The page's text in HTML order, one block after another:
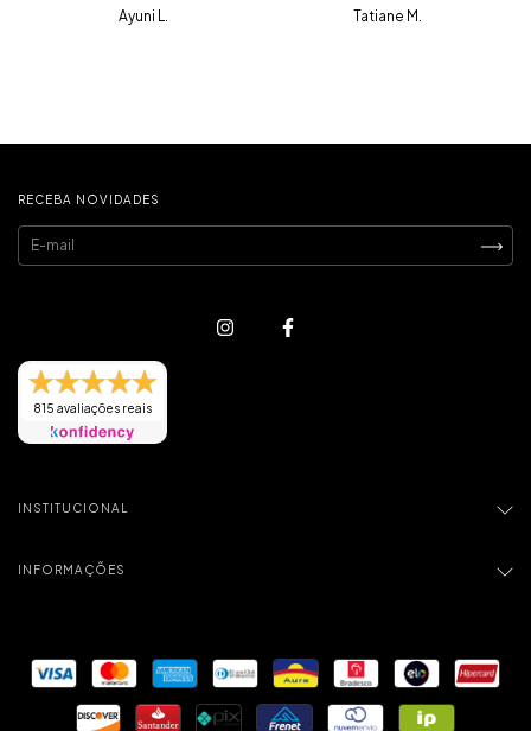
Ayuni L.
Tatiane M.
RECEBA NOVIDADES
815 avaliações reais
INSTITUCIONAL
INFORMAÇÕES